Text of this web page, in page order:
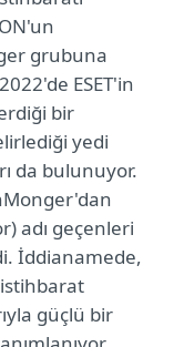
grubuna
ESET'in
bir
yedi
da bulunuyor.
adı geçenleri
İddianamede,
güçlü bir